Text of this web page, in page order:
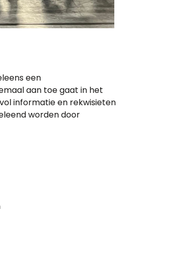
een
aan toe gaat in het
informatie en rekwisieten
worden door